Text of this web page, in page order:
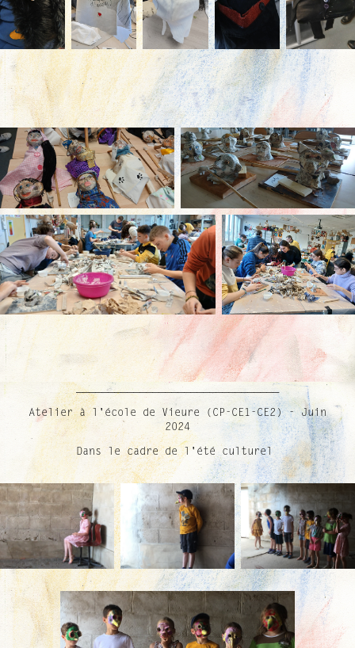
________________________________
Atelier à l'école de Vieure (CP-CE1-CE2) - Juin
2024
Dans le cadre de l'été culturel